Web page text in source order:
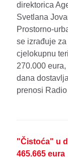
direktorica
Svetlana
Prostorno-
se izrađuje
cjelokupnu
270.000
dana
prenosi Radio
"Čistoća" u
465.665 eura